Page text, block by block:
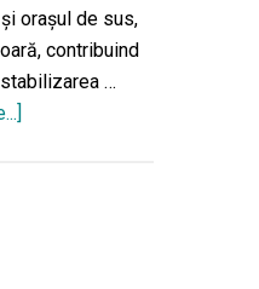
oraşul de sus,
contribuind
…